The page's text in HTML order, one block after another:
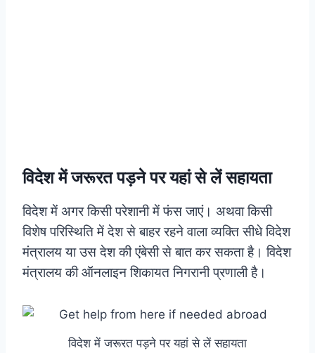
विदेश में जरूरत पड़ने पर यहां से लें सहायता
विदेश में अगर किसी परेशानी में फंस जाएं। अथवा किसी
विशेष परिस्थिति में देश से बाहर रहने वाला व्यक्ति सीधे विदेश
मंत्रालय या उस देश की एंबेसी से बात कर सकता है। विदेश
मंत्रालय की ऑनलाइन शिकायत निगरानी प्रणाली है।
विदेश में जरूरत पड़ने पर यहां से लें सहायता